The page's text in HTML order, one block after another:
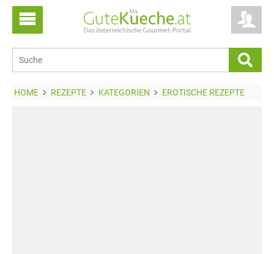
HOME REZEPTE KATEGORIEN EROTISCHE REZEPTE